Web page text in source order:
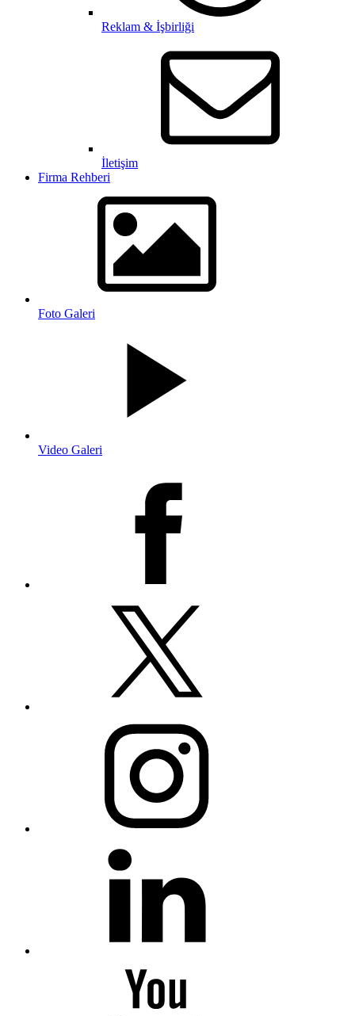
Reklam & İşbirliği
İletişim
Firma Rehberi
Foto Galeri
Video Galeri